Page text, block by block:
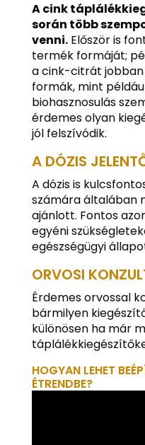
A cink
során több
venni.Először is
termék formáját;
a cink-citrát jobban
formák, mint
biohasznosulás
érdemes olyan
jól felszívódik.
A DÓZIS
A dózis is
számára általában
ajánlott. Fontos
egyéni
egészségügyi
ORVOSI
Érdemes orvossal
bármilyen
különösen ha már
HOGYAN LEHET
ÉTRENDBE?